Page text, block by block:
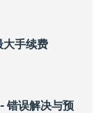
大手续费
错误解决与预